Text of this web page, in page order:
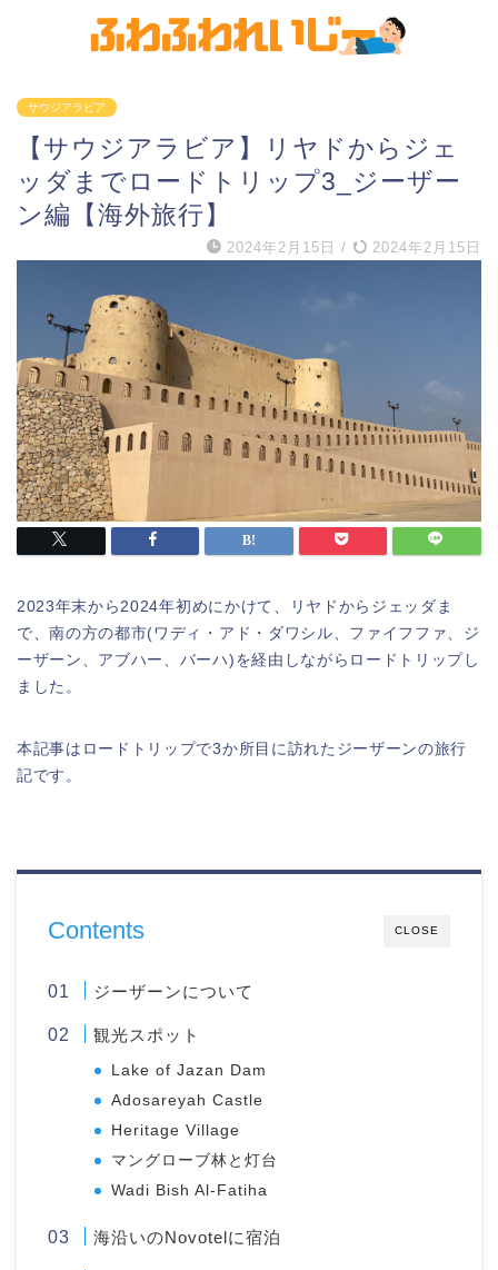
サウジアラビア
【サウジアラビア】リヤドからジェ
ッダまでロードトリップ3_ジーザー
ン編【海外旅行】
2024年2月15日 / 2024年2月15日
2023年末から2024年初めにかけて、リヤドからジェッダま
で、南の方の都市(ワディ・アド・ダワシル、ファイフファ、ジ
ーザーン、アブハー、バーハ)を経由しながらロードトリップし
ました。
本記事はロードトリップで3か所目に訪れたジーザーンの旅行
記です。
CLOSE
Contents
ジーザーンについて
観光スポット
Lake of Jazan Dam
Adosareyah Castle
Heritage Village
マングローブ林と灯台
Wadi Bish Al-Fatiha
海沿いのNovotelに宿泊